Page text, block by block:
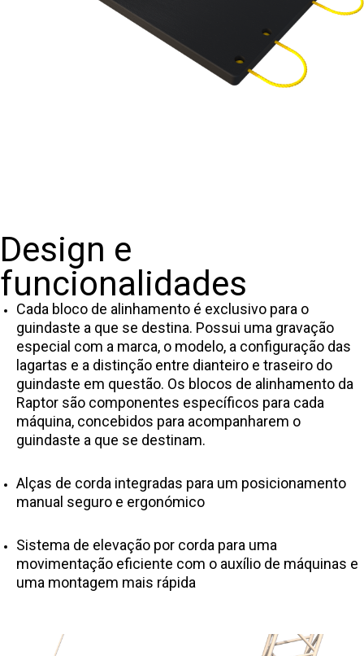
Design e
funcionalidades
Cada bloco de alinhamento é exclusivo para o
guindaste a que se destina. Possui uma gravação
especial com a marca, o modelo, a configuração das
lagartas e a distinção entre dianteiro e traseiro do
guindaste em questão. Os blocos de alinhamento da
Raptor são componentes específicos para cada
máquina, concebidos para acompanharem o
guindaste a que se destinam.
Alças de corda integradas para um posicionamento
manual seguro e ergonómico
Sistema de elevação por corda para uma
movimentação eficiente com o auxílio de máquinas e
uma montagem mais rápida